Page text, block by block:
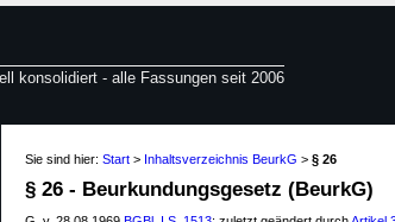
konsolidiert - alle Fassungen seit 2006
Sie sind hier: Start > Inhaltsverzeichnis BeurkG > § 26
§ 26 - Beurkundungsgesetz (BeurkG)